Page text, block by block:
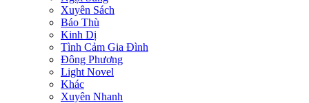
Xuyên Sách
Báo Thù
Kinh Dị
Tình Cảm Gia Đình
Đông Phương
Light Novel
Khác
Xuyên Nhanh